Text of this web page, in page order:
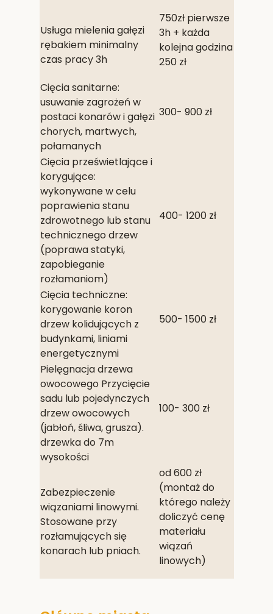
Usługa mielenia gałęzi
rębakiem minimalny
czas pracy 3h
750zł pierwsze
3h + każda
kolejna godzina
250 zł
Cięcia sanitarne:
usuwanie zagrożeń w
postaci konarów i gałęzi
chorych, martwych,
połamanych
300- 900 zł
Cięcia prześwietlające i
korygujące:
wykonywane w celu
poprawienia stanu
zdrowotnego lub stanu
technicznego drzew
(poprawa statyki,
zapobieganie
rozłamaniom)
400- 1200 zł
Cięcia techniczne:
korygowanie koron
drzew kolidujących z
budynkami, liniami
energetycznymi
500- 1500 zł
Pielęgnacja drzewa
owocowego Przycięcie
sadu lub pojedynczych
drzew owocowych
(jabłoń, śliwa, grusza).
drzewka do 7m
wysokości
100- 300 zł
Zabezpieczenie
wiązaniami linowymi.
Stosowane przy
rozłamujących się
konarach lub pniach.
od 600 zł
(montaż do
którego należy
doliczyć cenę
materiału
wiązań
linowych)